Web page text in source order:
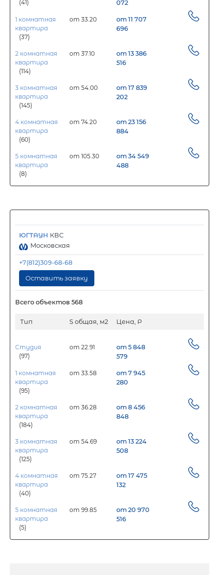
(41)
072
1 комнатная
квартира
(37)
от 33.20
от 11 707
696
2 комнатная
квартира
(114)
от 37.10
от 13 386
516
3 комнатная
квартира
(145)
от 54.00
от 17 839
202
4 комнатная
квартира
(60)
от 74.20
от 23 156
884
5 комнатная
квартира
(8)
от 105.30
от 34 549
488
ЮГТАУН КВС
Московская
+7(812)309-68-68
Оставить заявку
Всего объектов 568
Тип S общая, м2 Цена, Р
Студия
(97)
от 22.91
от 5 848
579
1 комнатная
квартира
(95)
от 33.58
от 7 945
280
2 комнатная
квартира
(184)
от 36.28
от 8 456
848
3 комнатная
квартира
(125)
от 54.69
от 13 224
508
4 комнатная
квартира
(40)
от 75.27
от 17 475
132
5 комнатная
квартира
(5)
от 99.85
от 20 970
516